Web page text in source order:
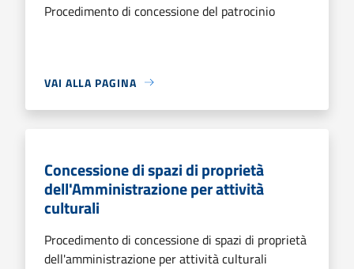
Procedimento di concessione del patrocinio
VAI ALLA PAGINA
Concessione di spazi di proprietà
dell'Amministrazione per attività
culturali
Procedimento di concessione di spazi di proprietà
dell'amministrazione per attività culturali